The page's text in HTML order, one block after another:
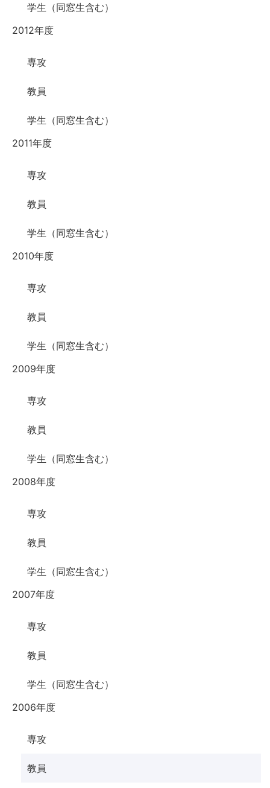
学生（同窓生含む）
2012年度
専攻
教員
学生（同窓生含む）
2011年度
専攻
教員
学生（同窓生含む）
2010年度
専攻
教員
学生（同窓生含む）
2009年度
専攻
教員
学生（同窓生含む）
2008年度
専攻
教員
学生（同窓生含む）
2007年度
専攻
教員
学生（同窓生含む）
2006年度
専攻
教員